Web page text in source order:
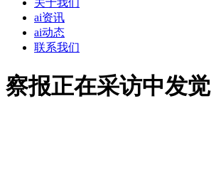
关于我们
ai资讯
ai动态
联系我们
察报正在采访中发觉